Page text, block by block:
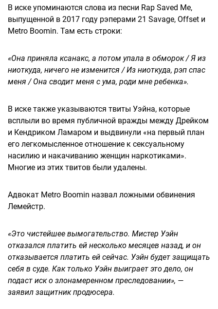
В иске упоминаются слова из песни Rap Saved Me,
выпущенной в 2017 году рэперами 21 Savage, Offset и
Metro Boomin. Там есть строки:
«Она приняла ксанакс, а потом упала в обморок / Я из
ниоткуда, ничего не изменится / Из ниоткуда, рэп спас
меня / Она сводит меня с ума, роди мне ребенка».
В иске также указываются твиты Уэйна, которые
всплыли во время публичной вражды между Дрейком
и Кендриком Ламаром и выдвинули «на первый план
его легкомысленное отношение к сексуальному
насилию и накачиванию женщин наркотиками».
Многие из этих твитов были удалены.
Адвокат Metro Boomin назвал ложными обвинения
Лемейстр.
«Это чистейшее вымогательство. Мистер Уэйн
отказался платить ей несколько месяцев назад, и он
отказывается платить ей сейчас. Уэйн будет защищать
себя в суде. Как только Уэйн выиграет это дело, он
подаст иск о злонамеренном преследовании», —
заявил защитник продюсера.